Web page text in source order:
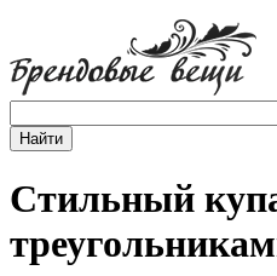
Стильный